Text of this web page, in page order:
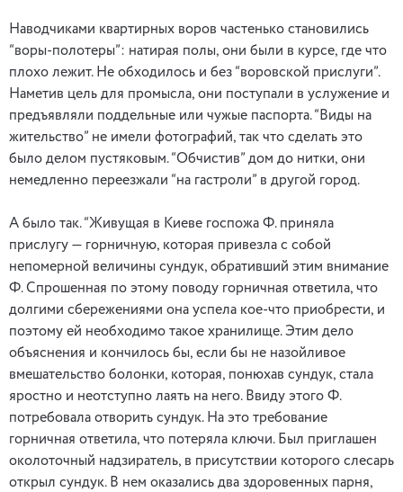
Наводчиками квартирных воров частенько становились
“воры-полотеры”: натирая полы, они были в курсе, где что
плохо лежит. Не обходилось и без “воровской прислуги”.
Наметив цель для промысла, они поступали в услужение и
предъявляли поддельные или чужые паспорта. “Виды на
жительство” не имели фотографий, так что сделать это
было делом пустяковым. “Обчистив” дом до нитки, они
немедленно переезжали “на гастроли” в другой город.
А было так. “Живущая в Киеве госпожа Ф. приняла
прислугу — горничную, которая привезла с собой
непомерной величины сундук, обративший этим внимание
Ф. Спрошенная по этому поводу горничная ответила, что
долгими сбережениями она успела кое-что приобрести, и
поэтому ей необходимо такое хранилище. Этим дело
объяснения и кончилось бы, если бы не назойливое
вмешательство болонки, которая, понюхав сундук, стала
яростно и неотступно лаять на него. Ввиду этого Ф.
потребовала отворить сундук. На это требование
горничная ответила, что потеряла ключи. Был приглашен
околоточный надзиратель, в присутствии которого слесарь
открыл сундук. В нем оказались два здоровенных парня,